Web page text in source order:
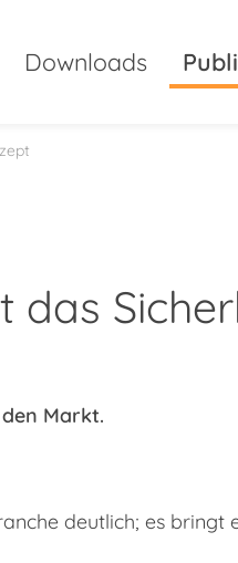
Downloads
das
Markt.
deutlich; es bringt